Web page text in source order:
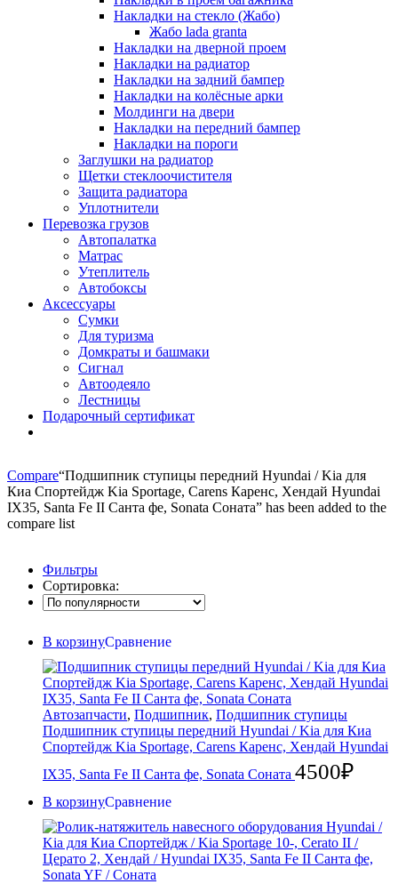
Накладки на стекло (Жабо)
Жабо lada granta
Накладки на дверной проем
Накладки на радиатор
Накладки на задний бампер
Накладки на колёсные арки
Молдинги на двери
Накладки на передний бампер
Накладки на пороги
Заглушки на радиатор
Щетки стеклоочистителя
Защита радиатора
Уплотнители
Перевозка грузов
Автопалатка
Матрас
Утеплитель
Автобоксы
Аксессуары
Сумки
Для туризма
Домкраты и башмаки
Сигнал
Автоодеяло
Лестницы
Подарочный сертификат
Compare“Подшипник ступицы передний Hyundai / Kia для
Киа Спортейдж Kia Sportage, Carens Каренс, Хендай Hyundai
IX35, Santa Fe II Санта фе, Sonata Соната” has been added to the
compare list
Фильтры
Сортировка:
В корзинуСравнение
Автозапчасти, Подшипник, Подшипник ступицы
Подшипник ступицы передний Hyundai / Kia для Киа
Спортейдж Kia Sportage, Carens Каренс, Хендай Hyundai
IX35, Santa Fe II Санта фе, Sonata Соната 4500₽
В корзинуСравнение